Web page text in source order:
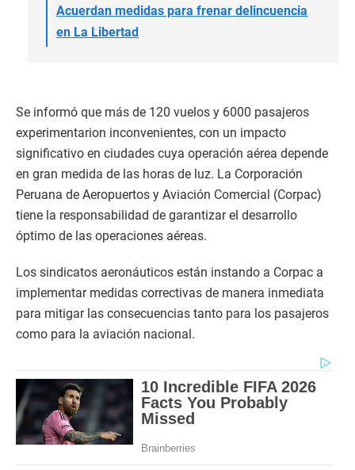
Acuerdan medidas para frenar delincuencia
en La Libertad
Se informó que más de 120 vuelos y 6000 pasajeros
experimentarion inconvenientes, con un impacto
significativo en ciudades cuya operación aérea depende
en gran medida de las horas de luz. La Corporación
Peruana de Aeropuertos y Aviación Comercial (Corpac)
tiene la responsabilidad de garantizar el desarrollo
óptimo de las operaciones aéreas.
Los sindicatos aeronáuticos están instando a Corpac a
implementar medidas correctivas de manera inmediata
para mitigar las consecuencias tanto para los pasajeros
como para la aviación nacional.